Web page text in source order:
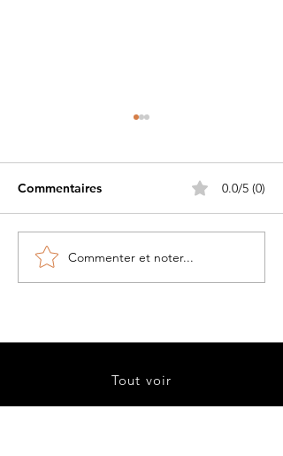
Petite histoire du béret
militaire....
Commentaires 0.0/5 (0)
Commenter et noter...
Tout voir